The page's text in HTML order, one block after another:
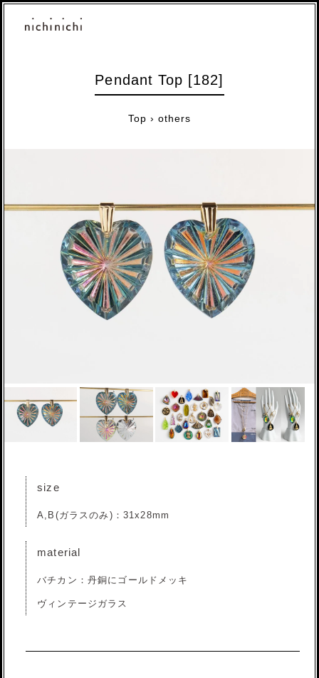
Pendant Top [182]
Top › others
size
A,B(ガラスのみ)：31x28mm
material
バチカン：丹銅にゴールドメッキ
ヴィンテージガラス